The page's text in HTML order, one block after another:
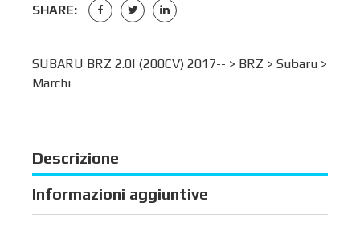
SHARE:
SUBARU BRZ 2.0I (200CV) 2017-- > BRZ > Subaru >
Marchi
Descrizione
Informazioni aggiuntive